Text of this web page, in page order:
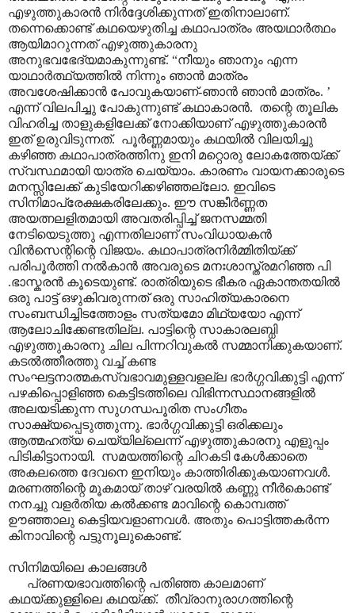
എഴുത്തുകാരൻ നിർദ്ദേശിക്കുന്നത് ഇതിനാലാണ്.
തന്നെക്കൊണ്ട് കഥയെഴുതിച്ച കഥാപാത്രം അയഥാർത്ഥം
ആയിമാറുന്നത് എഴുത്തുകാരനു
അനുഭവഭേദ്യമാകുന്നുണ്ട്. “നീയും ഞാനും എന്ന
യാഥാർത്ഥ്യത്തിൽ നിന്നും ഞാൻ മാത്രം
അവശേഷിക്കാൻ പോവുകയാണ്-ഞാൻ ഞാൻ മാത്രം. ’
എന്ന് വിലപിച്ചു പോകുന്നുണ്ട് കഥാകാരൻ. തന്റെ തൂലിക
വിഹരിച്ച താളുകളിലേക്ക് നോക്കിയാണ് എഴുത്തുകാരൻ
ഇത് ഉരുവിടുന്നത്. പൂർണ്ണമായും കഥയിൽ വിലയിച്ചു
കഴിഞ്ഞ കഥാപാത്രത്തിനു ഇനി മറ്റൊരു ലോകത്തേയ്ക്ക്
സ്വസ്ഥമായി യാത്ര ചെയ്യാം. കാരണം വായനക്കാരുടെ
മനസ്സിലേക്ക് കുടിയേറിക്കഴിഞ്ഞല്ലോ. ഇവിടെ
സിനിമാപ്രേക്ഷകരിലേക്കും. ഈ സങ്കീർണ്ണത
അയത്നലളിതമായി അവതരിപ്പിച്ച് ജനസമ്മതി
നേടിയെടുത്തു എന്നതിലാണ് സംവിധായകൻ
വിൻസെന്റിന്റെ വിജയം. കഥാപാത്രനിർമ്മിതിയ്ക്ക്
പരിപൂർത്തി നൽകാൻ അവരുടെ മനഃശാസ്ത്രമറിഞ്ഞ പി
.ഭാസ്കരൻ കൂടെയുണ്ട്. രാത്രിയുടെ ഭീകര ഏകാന്തതയിൽ
ഒരു പാട്ട് ഒഴുകിവരുന്നത് ഒരു സാഹിത്യകാരനെ
സംബന്ധിച്ചിടത്തോളം സത്യമോ മിഥ്യയോ എന്ന്
ആലോചിക്കേണ്ടതില്ല. പാട്ടിന്റെ സാകാരലബ്ധി
എഴുത്തുകാരനു ചില പിന്നറിവുകൽ സമ്മാനിക്കുകയാണ്.
കടൽത്തീരത്തു വച്ച് കണ്ട
സംഘട്ടനാത്മകസ്വഭാവമുള്ളവളല്ല ഭാർഗ്ഗവിക്കുട്ടി എന്ന്
പഴകിപ്പൊളിഞ്ഞ കെട്ടിടത്തിലെ വിഭിന്നസ്ഥാനങ്ങളിൽ
അലയടിക്കുന്ന സുഗന്ധപൂരിത സംഗീതം
സാക്ഷ്യപ്പെടുത്തുന്നു. ഭാർഗ്ഗവിക്കുട്ടി ഒരിക്കലും
ആത്മഹത്യ ചെയ്യില്ലെന്ന് എഴുത്തുകാരനു എളുപ്പം
പിടികിട്ടാനായി. സമയത്തിന്റെ ചിറകടി കേൾക്കാതെ
അകലത്തെ ദേവനെ ഇനിയും കാത്തിരിക്കുകയാണവൾ.
മരണത്തിന്റെ മൂകമായ് താഴ് വരയിൽ കണ്ണു നീർകൊണ്ട്
നനച്ചു വളർതിയ കൽക്കണ്ട മാവിന്റെ കൊമ്പത്ത്
ഊഞ്ഞാലു കെട്ടിയവളാണവൾ. അതും പൊട്ടിത്തകർന്ന
കിനാവിന്റെ പട്ടുനൂലുകൊണ്ട്.
സിനിമയിലെ കാലങ്ങൾ
പ്രണയഭാവത്തിന്റെ പതിഞ്ഞ കാലമാണ്
കഥയ്ക്കുള്ളിലെ കഥയ്ക്ക്. തീവ്രാനുരാഗത്തിന്റെ